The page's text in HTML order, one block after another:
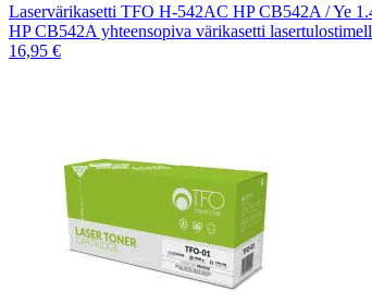
Laservärikasetti TFO H-542AC HP CB542A / Ye
HP CB542A yhteensopiva värikasetti
16,95 €